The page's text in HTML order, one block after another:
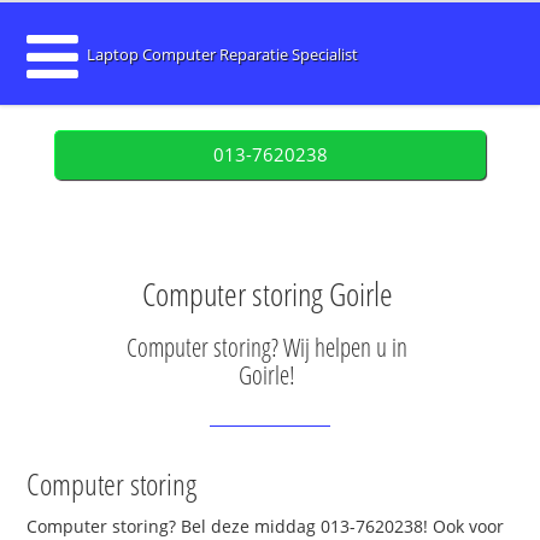
Laptop Computer Reparatie Specialist
013-7620238
Computer storing Goirle
Computer storing? Wij helpen u in
Goirle!
Computer storing
Computer storing? Bel deze middag 013-7620238! Ook voor